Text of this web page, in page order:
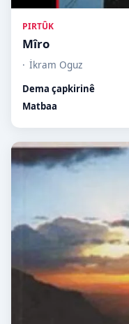
PIRTÛK
Mîro
İkram Oguz
Dema çapkirinê
Matbaa